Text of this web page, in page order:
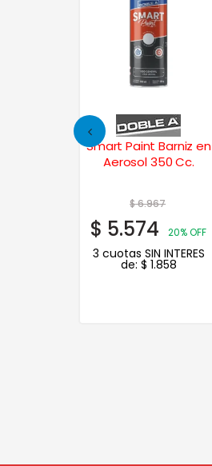
Smart Paint Barniz en
Aerosol 350 Cc.
$6.967
$ 5.574 20% OFF
3 cuotas SIN INTERES
de: $ 1.858